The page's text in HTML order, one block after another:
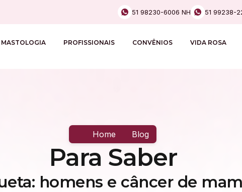
51 98230-6006 NH 51 99238-
MASTOLOGIA PROFISSIONAIS CONVÊNIOS VIDA ROSA
Home Blog
Para Saber
homens e câncer de